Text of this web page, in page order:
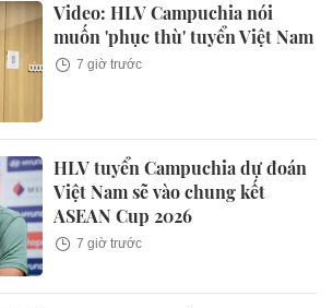
Video: HLV Campuchia nói
muốn 'phục thù' tuyển Việt Nam
7 giờ trước
HLV tuyển Campuchia dự đoán
Việt Nam sẽ vào chung kết
ASEAN Cup 2026
7 giờ trước